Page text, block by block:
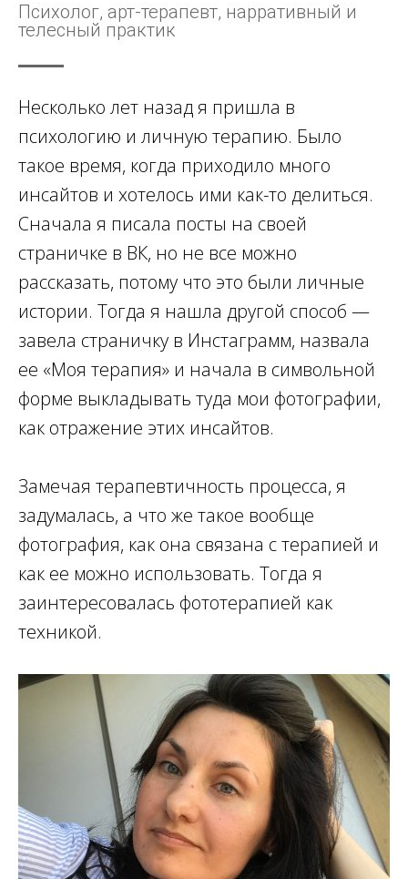
Психолог, арт-терапевт, нарративный и
телесный практик
Несколько лет назад я пришла в
психологию и личную терапию. Было
такое время, когда приходило много
инсайтов и хотелось ими как-то делиться.
Сначала я писала посты на своей
страничке в ВК, но не все можно
рассказать, потому что это были личные
истории. Тогда я нашла другой способ —
завела страничку в Инстаграмм, назвала
ее «Моя терапия» и начала в символьной
форме выкладывать туда мои фотографии,
как отражение этих инсайтов.
Замечая терапевтичность процесса, я
задумалась, а что же такое вообще
фотография, как она связана с терапией и
как ее можно использовать. Тогда я
заинтересовалась фототерапией как
техникой.